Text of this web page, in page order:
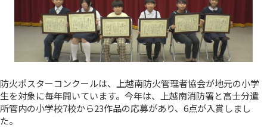
防火ポスターコンクールは、上越南防火管理者協会が地元の小学
生を対象に毎年開いています。今年は、上越南消防署と高士分遣
所管内の小学校7校から23作品の応募があり、6点が入賞しまし
た。